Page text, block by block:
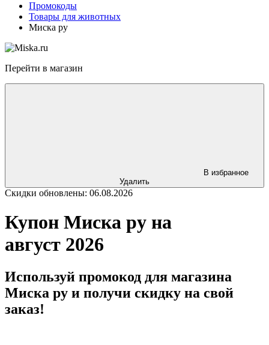
Промокоды
Товары для животных
Миска ру
Перейти в магазин
В избранное
Удалить
Скидки обновлены: 06.08.2026
Купон Миска ру на
август 2026
Используй промокод для магазина
Миска ру и получи скидку на свой
заказ!